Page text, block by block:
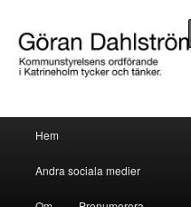
Göran
Göran Dahlström,
Hoppa till huvudinnehåll
Hoppa till sekundärt innehåll
Hem
Andra sociala medier